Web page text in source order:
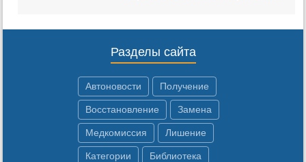
Разделы сайта
Автоновости Получение
Восстановление Замена
Медкомиссия Лишение
Категории Библиотека